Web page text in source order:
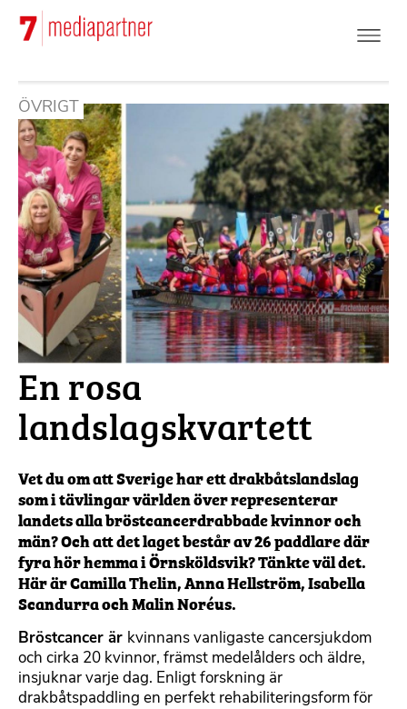
Hoppa
huvudinnehåll
ÖVRIGT
En rosa
landslagskvartett
Vet du om att Sverige har ett drakbåtslandslag
som i tävlingar världen över representerar
landets alla bröstcancerdrabbade kvinnor och
män? Och att det laget består av 26 paddlare där
fyra hör hemma i Örnsköldsvik? Tänkte väl det.
Här är Camilla Thelin, Anna Hellström, Isabella
Scandurra och Malin Noréus.
Bröstcancer är kvinnans vanligaste cancersjukdom
och cirka 20 kvinnor, främst medelålders och äldre,
insjuknar varje dag. Enligt forskning är
drakbåtspaddling en perfekt rehabiliteringsform för